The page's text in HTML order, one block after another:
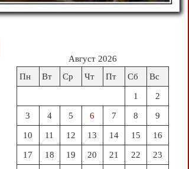
Август 2026
Пн
Вт Ср Чт Пт Сб Вс
1 2
3 4 5 6 7 8 9
10 11 12 13 14 15 16
17 18 19 20 21 22 23